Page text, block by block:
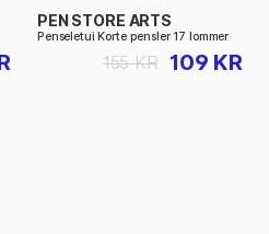
PEN STORE ARTS
Penseletui Korte pensler 17 lommer
109 KR
155 KR